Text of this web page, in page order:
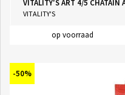
VITALITY'S ART 4/5 CHÂTAIN
VITALITY'S
op voorraad
-50%